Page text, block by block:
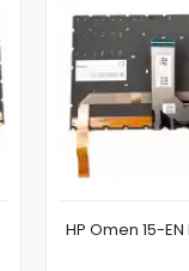
HP Omen 15-